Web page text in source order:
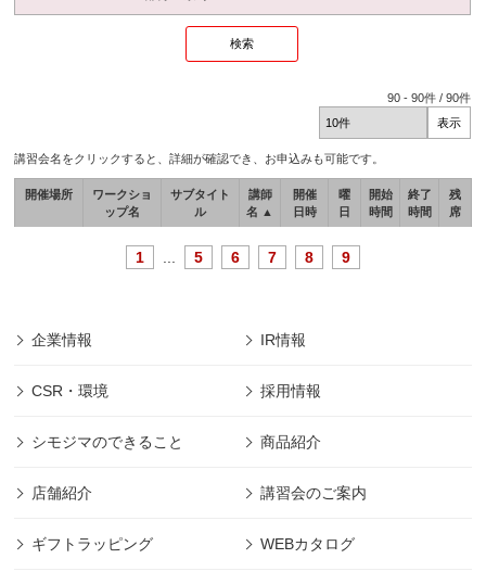
90 -90件 /90件
講習会名をクリックすると、詳細が確認でき、お申込みも可能です。
開催場所
ワークショ
ップ名
サブタイト
ル
講師
名 ▲
開催
日時
曜
日
開始
時間
終了
時間
残
席
1 5 6 7 8 9
企業情報 IR情報
CSR・環境 採用情報
シモジマのできること 商品紹介
店舗紹介 講習会のご案内
ギフトラッピング WEBカタログ